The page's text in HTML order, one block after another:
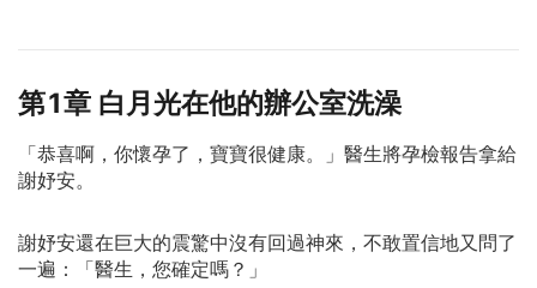
第1章 白月光在他的辦公室洗澡
「恭喜啊，你懷孕了，寶寶很健康。」醫生將孕檢報告拿給
謝妤安。
謝妤安還在巨大的震驚中沒有回過神來，不敢置信地又問了
一遍：「醫生，您確定嗎？」